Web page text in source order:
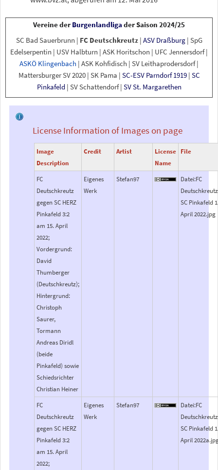
Vereine der Burgenlandliga der Saison 2024/25
SC Bad Sauerbrunn | FC Deutschkreutz | ASV Draßburg | SpG
Edelserpentin | USV Halbturn | ASK Horitschon | UFC Jennersdorf |
ASKÖ Klingenbach | ASK Kohfidisch | SV Leithaprodersdorf |
Mattersburger SV 2020 | SK Pama | SC-ESV Parndorf 1919 | SC
Pinkafeld | SV Schattendorf | SV St. Margarethen
License Information of Images on page
Image
Description
Credit Artist
License
Name
File
FC
Deutschkreutz
gegen SC HERZ
Pinkafeld 3:2
am 15. April
2022;
Vordergrund:
David
Thumberger
(Deutschkreutz);
Hintergrund:
Christoph
Saurer,
Tormann
Andreas Diridl
(beide
Pinkafeld) sowie
Schiedsrichter
Christian Heiner
Eigenes
Werk
Stefan97
Datei:FC
SC Pinkafeld
April 2022.jpg
FC
Deutschkreutz
gegen SC HERZ
Pinkafeld 3:2
am 15. April
2022;
Eigenes
Werk
Stefan97
Datei:FC
SC Pinkafeld
April